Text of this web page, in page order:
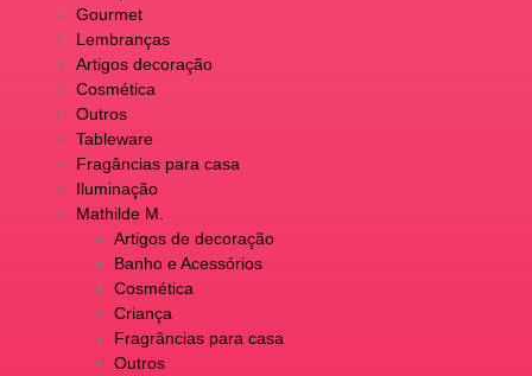
Gourmet
Lembranças
Artigos decoração
Cosmética
Outros
Tableware
Fragâncias para casa
Iluminação
Mathilde M.
Artigos de decoração
Banho e Acessórios
Cosmética
Criança
Fragrâncias para casa
Outros